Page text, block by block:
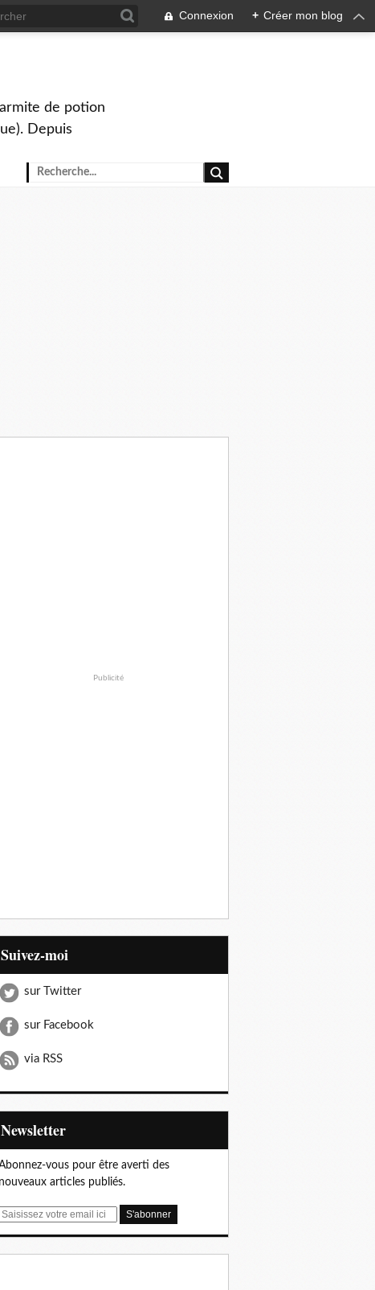
Connexion + Créer mon blog
de potion
Depuis
Publicité
Suivez-moi
sur Twitter
sur Facebook
via RSS
Newsletter
vous pour être averti des
nouveaux articles publiés.
E